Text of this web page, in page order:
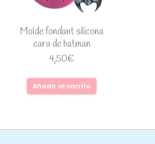
Molde fondant silicona
cara de batman
4,50€
Añadir al carrito